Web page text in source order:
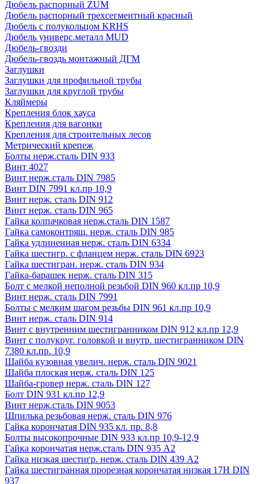
Дюбель распорный ZUM
Дюбель распорный трехсегментный красный
Дюбель с полукольцом KRHS
Дюбель универс.металл MUD
Дюбель-гвозди
Дюбель-гвоздь монтажный ДГМ
Заглушки
Заглушки для профильной трубы
Заглушки для круглой трубы
Кляймеры
Крепления блок хауса
Крепления для вагонки
Крепления для строительных лесов
Метрический крепеж
Болты нерж.сталь DIN 933
Винт 4027
Винт нерж.сталь DIN 7985
Винт DIN 7991 кл.пр 10,9
Винт нерж. сталь DIN 912
Винт нерж. сталь DIN 965
Гайка колпачковая нерж.сталь DIN 1587
Гайка самоконтрящ. нерж. сталь DIN 985
Гайка удлиненная нерж. сталь DIN 6334
Гайка шестигр. с фланцем нерж. сталь DIN 6923
Гайка шестигран. нерж. сталь DIN 934
Гайка-барашек нерж. сталь DIN 315
Болт с мелкой неполной резьбой DIN 960 кл.пр 10,9
Винт нерж. сталь DIN 7991
Болты с мелким шагом резьбы DIN 961 кл.пр 10,9
Винт нерж. сталь DIN 914
Винт с внутренним шестигранником DIN 912 кл.пр 12,9
Винт с полукруг. головкой и внутр. шестигранником DIN
7380 кл.пр. 10,9
Шайба кузовная увелич. нерж. сталь DIN 9021
Шайба плоская нерж. сталь DIN 125
Шайба-гровер нерж. сталь DIN 127
Болт DIN 931 кл.пр 12,9
Винт нерж.сталь DIN 9053
Шпилька резьбовая нерж. сталь DIN 976
Гайка корончатая DIN 935 кл. пр. 8,8
Болты высокопрочные DIN 933 кл.пр 10,9-12,9
Гайка корончатая нерж.сталь DIN 935 А2
Гайка низкая шестигр. нерж. сталь DIN 439 А2
Гайка шестигранная прорезная корончатая низкая 17H DIN
937